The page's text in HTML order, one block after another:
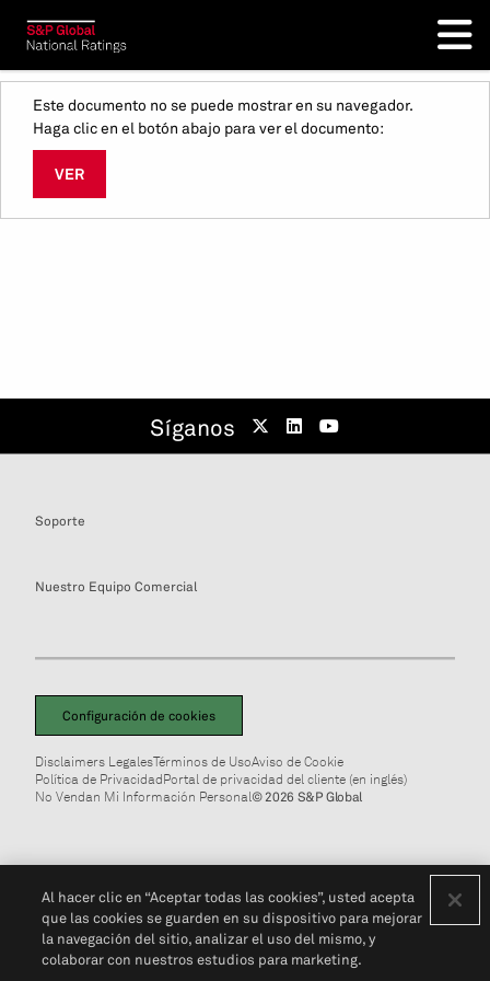
Este documento no se puede mostrar en su navegador.
Haga clic en el botón abajo para ver el documento:
VER
Síganos
Soporte
Nuestro Equipo Comercial
Configuración de cookies
Disclaimers LegalesTérminos de UsoAviso de Cookie
Política de PrivacidadPortal de privacidad del cliente (en inglés)
No Vendan Mi Información Personal© 2026 S&P Global
Al hacer clic en “Aceptar todas las cookies”, usted acepta
que las cookies se guarden en su dispositivo para mejorar
la navegación del sitio, analizar el uso del mismo, y
colaborar con nuestros estudios para marketing.